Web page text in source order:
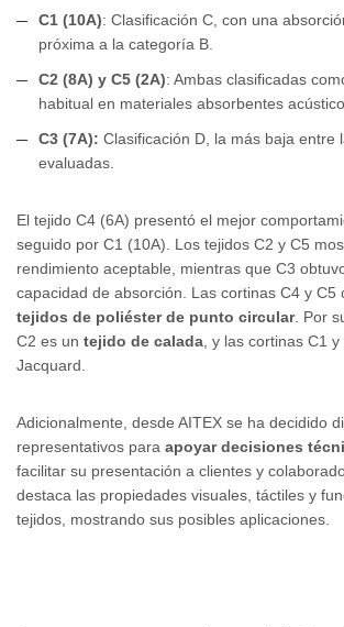
C1 (10A): Clasificación C, con una
próxima a la categoría B.
C2 (8A) y C5 (2A): Ambas clasificadas
habitual en materiales absorbentes
C3 (7A): Clasificación D, la más baja entre
evaluadas.
El tejido C4 (6A) presentó el mejor
seguido por C1 (10A). Los tejidos C2 y C5
rendimiento aceptable, mientras que C3
capacidad de absorción. Las cortinas C4 y C5
tejidos de poliéster de punto circular. Por
C2 es un tejido de calada , y las cortinas C1
Jacquard.
Adicionalmente, desde AITEX se ha decidido
representativos para apoyar decisiones
facilitar su presentación a clientes y
destaca las propiedades visuales, táctiles y
tejidos, mostrando sus posibles aplicaciones.